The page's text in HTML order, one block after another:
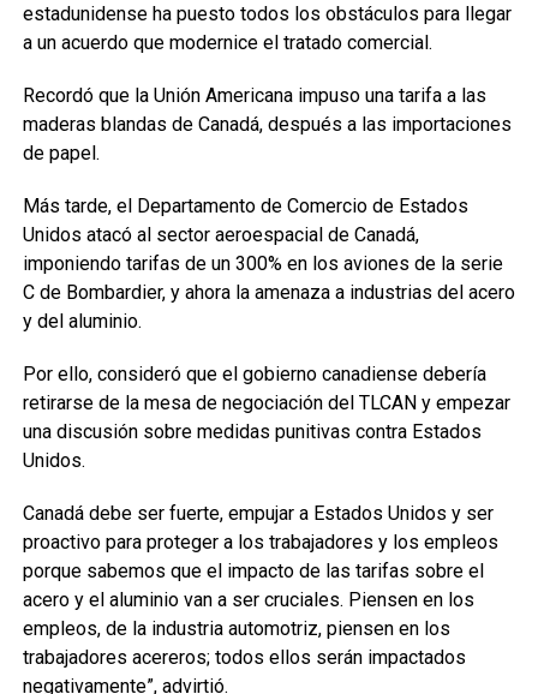
estadunidense ha puesto todos los obstáculos para llegar
a un acuerdo que modernice el tratado comercial.
Recordó que la Unión Americana impuso una tarifa a las
maderas blandas de Canadá, después a las importaciones
de papel.
Más tarde, el Departamento de Comercio de Estados
Unidos atacó al sector aeroespacial de Canadá,
imponiendo tarifas de un 300% en los aviones de la serie
C de Bombardier, y ahora la amenaza a industrias del acero
y del aluminio.
Por ello, consideró que el gobierno canadiense debería
retirarse de la mesa de negociación del TLCAN y empezar
una discusión sobre medidas punitivas contra Estados
Unidos.
Canadá debe ser fuerte, empujar a Estados Unidos y ser
proactivo para proteger a los trabajadores y los empleos
porque sabemos que el impacto de las tarifas sobre el
acero y el aluminio van a ser cruciales. Piensen en los
empleos, de la industria automotriz, piensen en los
trabajadores acereros; todos ellos serán impactados
negativamente”, advirtió.